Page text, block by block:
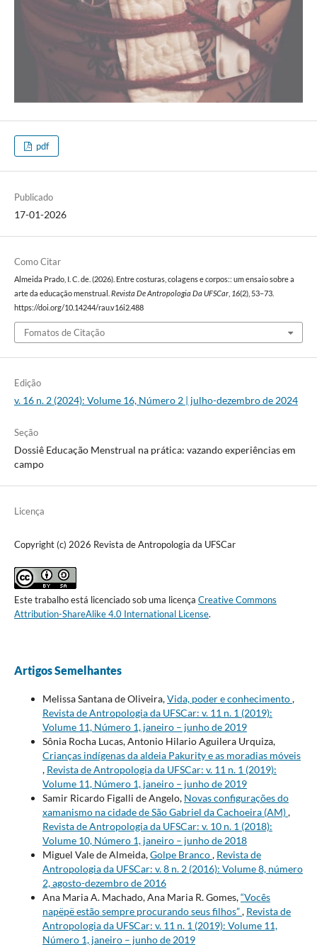
pdf
Publicado
17-01-2026
Como Citar
Almeida Prado, I. C. de. (2026). Entre costuras, colagens e corpos:: um ensaio sobre a
arte da educação menstrual. Revista De Antropologia Da UFSCar, 16(2), 53–73.
https://doi.org/10.14244/rau.v16i2.488
Fomatos de Citação
Edição
v. 16 n. 2 (2024): Volume 16, Número 2 | julho-dezembro de 2024
Seção
Dossiê Educação Menstrual na prática: vazando experiências em
campo
Licença
Copyright (c) 2026 Revista de Antropologia da UFSCar
Este trabalho está licenciado sob uma licença Creative Commons
Attribution-ShareAlike 4.0 International License.
Artigos Semelhantes
Melissa Santana de Oliveira,Vida, poder e conhecimento,
Revista de Antropologia da UFSCar: v. 11 n. 1 (2019):
Volume 11, Número 1, janeiro – junho de 2019
Sônia Rocha Lucas, Antonio Hilario Aguilera Urquiza,
Crianças indígenas da aldeia Pakurity e as moradias móveis
, Revista de Antropologia da UFSCar: v. 11 n. 1 (2019):
Volume 11, Número 1, janeiro – junho de 2019
Samir Ricardo Figalli de Angelo, Novas configurações do
xamanismo na cidade de São Gabriel da Cachoeira (AM),
Revista de Antropologia da UFSCar: v. 10 n. 1 (2018):
Volume 10, Número 1, janeiro – junho de 2018
Miguel Vale de Almeida,Golpe Branco, Revista de
Antropologia da UFSCar: v. 8 n. 2 (2016): Volume 8, número
2, agosto-dezembro de 2016
Ana Maria A. Machado, Ana Maria R. Gomes,“Vocês
napëpë estão sempre procurando seus filhos”, Revista de
Antropologia da UFSCar: v. 11 n. 1 (2019): Volume 11,
Número 1, janeiro – junho de 2019